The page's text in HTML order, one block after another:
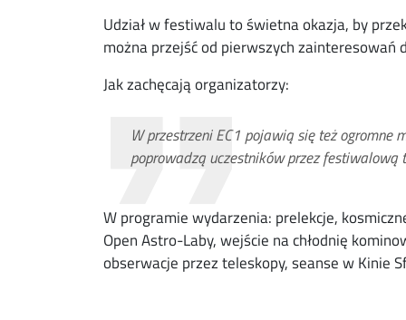
Udział w festiwalu to świetna okazja, by
można przejść od pierwszych
Jak zachęcają organizatorzy:
W przestrzeni EC1 pojawią się też ogromne
poprowadzą uczestników przez
W programie wydarzenia: prelekcje,
Open Astro-Laby, wejście na chłodnię
obserwacje przez teleskopy, seanse w Kinie